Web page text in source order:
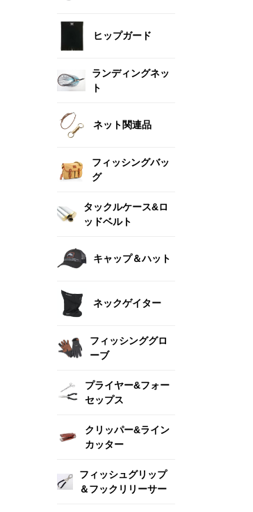
ヒップガード
ランディングネッ
ト
ネット関連品
フィッシングバッ
グ
タックルケース&ロ
ッドベルト
キャップ＆ハット
ネックゲイター
フィッシンググロ
ーブ
プライヤー&フォー
セップス
クリッパー&ライン
カッター
フィッシュグリップ
＆フックリリーサー